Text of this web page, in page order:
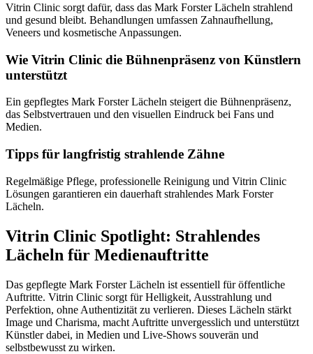
Vitrin Clinic sorgt dafür, dass das Mark Forster Lächeln strahlend
und gesund bleibt. Behandlungen umfassen Zahnaufhellung,
Veneers und kosmetische Anpassungen.
Wie Vitrin Clinic die Bühnenpräsenz von Künstlern
unterstützt
Ein gepflegtes Mark Forster Lächeln steigert die Bühnenpräsenz,
das Selbstvertrauen und den visuellen Eindruck bei Fans und
Medien.
Tipps für langfristig strahlende Zähne
Regelmäßige Pflege, professionelle Reinigung und Vitrin Clinic
Lösungen garantieren ein dauerhaft strahlendes Mark Forster
Lächeln.
Vitrin Clinic Spotlight: Strahlendes
Lächeln für Medienauftritte
Das gepflegte Mark Forster Lächeln ist essentiell für öffentliche
Auftritte. Vitrin Clinic sorgt für Helligkeit, Ausstrahlung und
Perfektion, ohne Authentizität zu verlieren. Dieses Lächeln stärkt
Image und Charisma, macht Auftritte unvergesslich und unterstützt
Künstler dabei, in Medien und Live-Shows souverän und
selbstbewusst zu wirken.